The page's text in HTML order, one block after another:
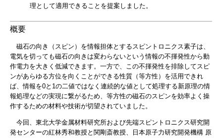
理として適用できることを提案しました。
概要
磁石の向き（スピン）を情報担体とするスピントロニクス素子は、
電気を切っても磁石の向きは変わらないという情報の不揮発性から動
作電力を大きく低減できます。一方で、この不揮発性を排除してスピ
ンがあらゆる方位を向くことができる性質（等方性）を活用できれ
ば、情報を0と1の二値ではなく連続的な値として処理する新原理の情
報処理などの実現に繋がるため、等方性の磁石のスピンを効率よく操
作するための材料や技術が切望されていました。
今回、東北大学金属材料研究所および先端スピントロニクス研究開
発センターの紅林秀和教授と関剛斎教授、日本原子力研究開発機構 原